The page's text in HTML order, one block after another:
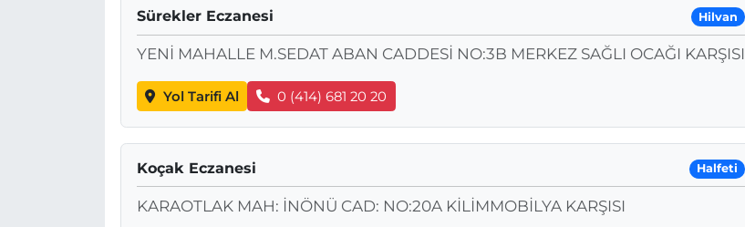
Sürekler Eczanesi Hilvan
YENİ MAHALLE M.SEDAT ABAN CADDESİ NO:3B MERKEZ SAĞLI OCAĞI KARŞISI
Yol Tarifi Al 0 (414) 681 20 20
Koçak Eczanesi Halfeti
KARAOTLAK MAH: İNÖNÜ CAD: NO:20A KİLİMMOBİLYA KARŞISI